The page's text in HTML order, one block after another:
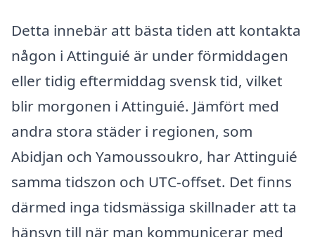
Detta innebär att bästa tiden att kontakta
någon i Attinguié är under förmiddagen
eller tidig eftermiddag svensk tid, vilket
blir morgonen i Attinguié. Jämfört med
andra stora städer i regionen, som
Abidjan och Yamoussoukro, har Attinguié
samma tidszon och UTC-offset. Det finns
därmed inga tidsmässiga skillnader att ta
hänsyn till när man kommunicerar med